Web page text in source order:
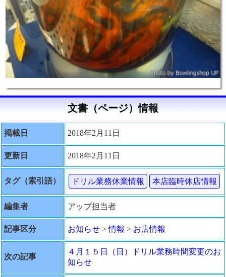
文書（ページ）情報
掲載日 2018年2月11日
更新日 2018年2月11日
タグ（索引語） ドリル業務休業情報 本店臨時休店情報
編集者 アップ担当者
記事区分 お知らせ >情報 > お店情報
次の記事
４月１５日（日）ドリル業務時間変更のお
知らせ